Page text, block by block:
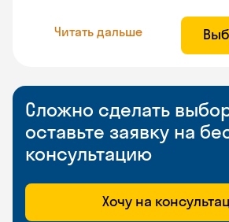
Читать дальше
Сложно сделать
оставьте заявку на
консультацию
Хочу на